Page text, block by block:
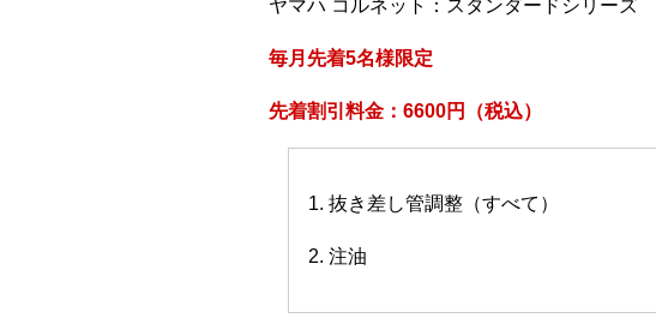
ヤマハ コルネット：スタンダードシリーズ
毎月先着5名様限定
先着割引料金：6600円（税込）
1. 抜き差し管調整（すべて）
2. 注油